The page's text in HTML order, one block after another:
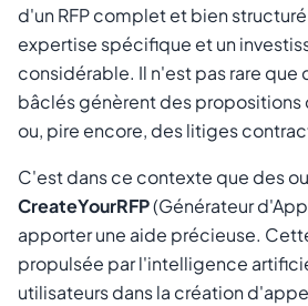
d'un RFP complet et bien
expertise spécifique et un
considérable. Il n'est pas rare
bâclés génèrent des propositions
ou, pire encore, des litiges
C'est dans ce contexte que des
CreateYourRFP(Générateur
apporter une aide précieuse.
propulsée par l'intelligence
utilisateurs dans la création